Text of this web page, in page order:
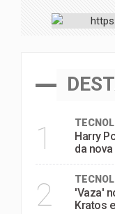
1
Harry
da nova
2
'Vaza'
Kratos